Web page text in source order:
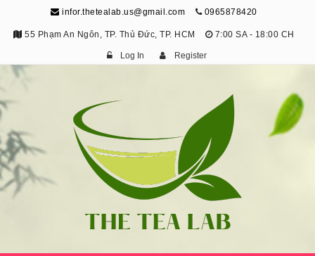
infor.thetealab.us@gmail.com 0965878420
55 Phạm An Ngôn, TP. Thủ Đức, TP. HCM 7:00 SA - 18:00 CH
Log In Register